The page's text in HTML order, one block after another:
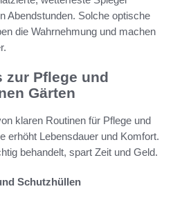
Abendstunden. Solche optische
die Wahrnehmung und machen
zur Pflege und
Gärten
klaren Routinen für Pflege und
erhöht Lebensdauer und Komfort.
behandelt, spart Zeit und Geld.
Schutzhüllen